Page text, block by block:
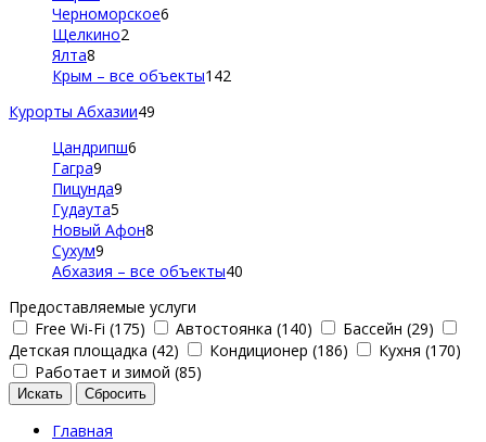
Черноморское6
Щелкино2
Ялта8
Крым – все объекты142
Курорты Абхазии49
Цандрипш6
Гагра9
Пицунда9
Гудаута5
Новый Афон8
Сухум9
Абхазия – все объекты40
Предоставляемые услуги
Free Wi-Fi (175)
Автостоянка (140)
Бассейн (29)
Детская площадка (42)
Кондиционер (186)
Кухня (170)
Работает и зимой (85)
Главная